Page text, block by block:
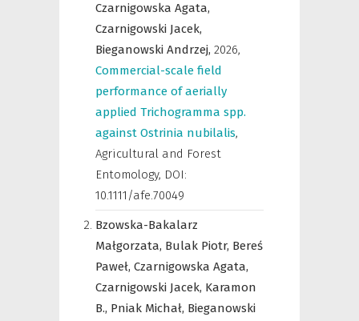
Czarnigowska Agata,
Czarnigowski Jacek,
Bieganowski Andrzej, 2026,
Commercial-scale field
performance of aerially
applied Trichogramma spp.
against Ostrinia nubilalis,
Agricultural and Forest
Entomology, DOI:
10.1111/afe.70049
Bzowska-Bakalarz
Małgorzata, Bulak Piotr, Bereś
Paweł, Czarnigowska Agata,
Czarnigowski Jacek, Karamon
B., Pniak Michał, Bieganowski